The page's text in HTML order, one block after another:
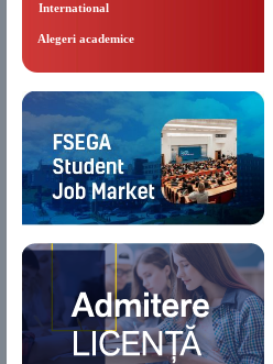
International
Alegeri academice